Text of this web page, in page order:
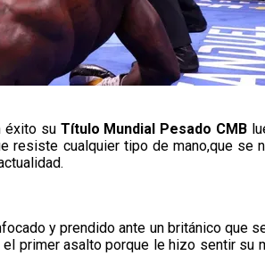
éxito su Título Mundial Pesado CMB
resiste cualquier tipo de mano,que se
y prendido ante un británico que
primer asalto porque le hizo sentir su